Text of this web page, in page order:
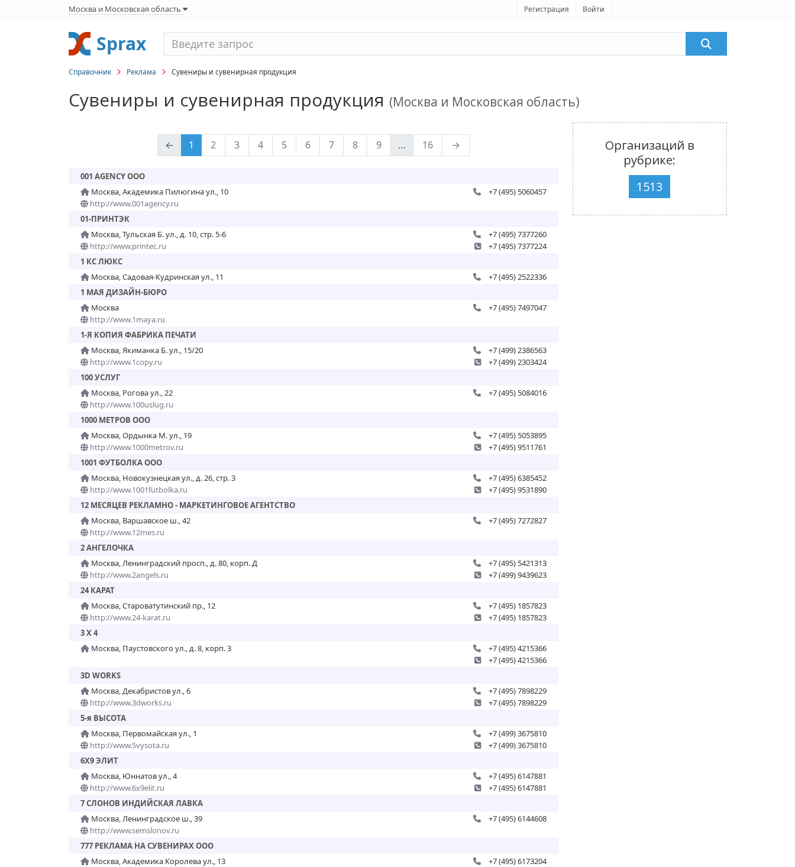
Москва и Московская область Регистрация Войти
Sprax
Справочник Реклама Сувениры и сувенирная продукция
Сувениры и сувенирная продукция (Москва и Московская область)
← 1 2 3 4 5 6 7 8 9 … 16 →
001 AGENCY ООО
Москва, Академика Пилюгина ул., 10
http://www.001agency.ru
+7 (495) 5060457
01-ПРИНТЭК
Москва, Тульская Б. ул., д. 10, стр. 5-6
http://www.printec.ru
+7 (495) 7377260
+7 (495) 7377224
1 КС ЛЮКС
Москва, Садовая-Кудринская ул., 11
+7 (495) 2522336
1 МАЯ ДИЗАЙН-БЮРО
Москва
http://www.1maya.ru
+7 (495) 7497047
1-Я КОПИЯ ФАБРИКА ПЕЧАТИ
Москва, Якиманка Б. ул., 15/20
http://www.1copy.ru
+7 (499) 2386563
+7 (499) 2303424
100 УСЛУГ
Москва, Рогова ул., 22
http://www.100uslug.ru
+7 (495) 5084016
1000 МЕТРОВ ООО
Москва, Ордынка М. ул., 19
http://www.1000metrov.ru
+7 (495) 5053895
+7 (495) 9511761
1001 ФУТБОЛКА ООО
Москва, Новокузнецкая ул., д. 26, стр. 3
http://www.1001futbolka.ru
+7 (495) 6385452
+7 (495) 9531890
12 МЕСЯЦЕВ РЕКЛАМНО - МАРКЕТИНГОВОЕ АГЕНТСТВО
Москва, Варшавское ш., 42
http://www.12mes.ru
+7 (495) 7272827
2 АНГЕЛОЧКА
Москва, Ленинградский просп., д. 80, корп. Д
http://www.2angels.ru
+7 (495) 5421313
+7 (499) 9439623
24 КАРАТ
Москва, Староватутинский пр., 12
http://www.24-karat.ru
+7 (495) 1857823
+7 (495) 1857823
3 X 4
Москва, Паустовского ул., д. 8, корп. 3
+7 (495) 4215366
+7 (495) 4215366
3D WORKS
Москва, Декабристов ул., 6
http://www.3dworks.ru
+7 (495) 7898229
+7 (495) 7898229
5-я ВЫСОТА
Москва, Первомайская ул., 1
http://www.5vysota.ru
+7 (499) 3675810
+7 (499) 3675810
6X9 ЭЛИТ
Москва, Юннатов ул., 4
http://www.6x9elit.ru
+7 (495) 6147881
+7 (495) 6147881
7 СЛОНОВ ИНДИЙСКАЯ ЛАВКА
Москва, Ленинградское ш., 39
http://www.semslonov.ru
+7 (495) 6144608
777 РЕКЛАМА НА СУВЕНИРАХ ООО
Москва, Академика Королева ул., 13
+7 (495) 6173204
Организаций в
рубрике:
1513